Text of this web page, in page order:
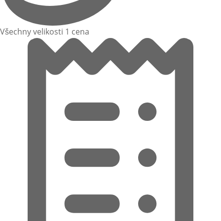
Všechny velikosti 1 cena